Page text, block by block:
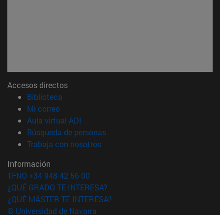
Accesos directos
Biblioteca
Mi correo(abre en nueva ventana)
Aula virtual ADI
Búsqueda de personas(abre en nueva ventana)
Trabaja con nosotros(abre en nueva ventana)
Información
TFNO +34 948 42 56 00
¿QUÉ GRADO TE INTERESA?
¿QUÉ MÁSTER TE INTERESA?
© Universidad de Navarra